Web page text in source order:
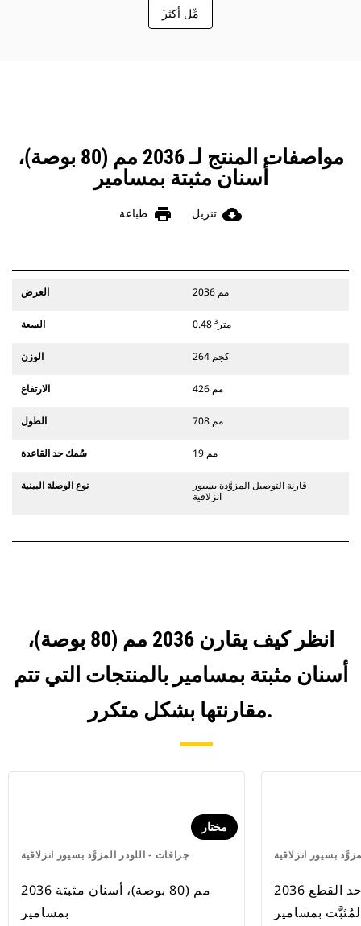
َمِّل أكثر
مواصفات المنتج لـ 2036 مم (80 بوصة)،
أسنان مثبتة بمسامير
cloud_download تنزيل print طباعة
العرض 2036 مم
السعة 0.48 متر³
الوزن 264 كجم
الارتفاع 426 مم
الطول 708 مم
سُمك حد القاعدة 19 مم
نوع الوصلة البينية
قارنة التوصيل المزوَّدة بسيور
انزلاقية
انظر كيف يقارن 2036 مم (80 بوصة)،
أسنان مثبتة بمسامير بالمنتجات التي تتم
مقارنتها بشكل متكرر.
جرافات - اللودر المزوَّد بسيور انزلاقية
مختار
2036 مم (80 بوصة)، أسنان مثبتة
بمسامير
بسيور انزلاقية
2036 مم (80 بوصة)، حد القطع
بمسامير